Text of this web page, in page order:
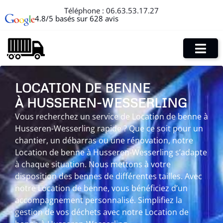
Téléphone : 06.63.53.17.27
4.8/5 basés sur 628 avis
LOCATION DE BENNE
À HUSSEREN-WESSERLING
Vous recherchez un service de Location de benne à
Husseren-Wesserling rapide ? Que ce soit pour un
chantier, un débarras ou une rénovation, notre
Location de benne à Husseren-Wesserling s’adapte
à chaque situation. Nous mettons à votre
disposition des bennes de différentes tailles. Avec
notre Location de benne, vous bénéficiez d’un
accompagnement personnalisé. Simplifiez la
gestion de vos déchets avec notre Location de